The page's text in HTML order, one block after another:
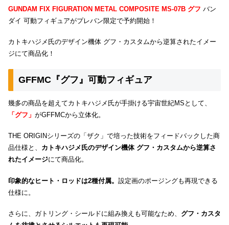
GUNDAM FIX FIGURATION METAL COMPOSITE MS-07B グフ バン
ダイ 可動フィギュアがプレバン限定で予約開始！
カトキハジメ氏のデザイン機体 グフ・カスタムから逆算されたイメー
ジにて商品化！
GFFMC『グフ』可動フィギュア
幾多の商品を超えてカトキハジメ氏が手掛ける宇宙世紀MSとして、
「グフ」 がGFFMCから立体化。
THE ORIGINシリーズの「ザク」で培った技術をフィードバックした商
品仕様と、 カトキハジメ氏のデザイン機体 グフ・カスタムから逆算さ
れたイメージにて商品化。
印象的なヒート・ロッドは2種付属。 設定画のポージングも再現できる
仕様に。
さらに、ガトリング・シールドに組み換えも可能なため、 グフ・カスタ